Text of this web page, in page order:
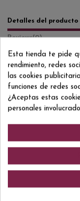
Detalles del producto
Reviews(0)
Formato/Format
Grado/Grau
ean13 8437001807017
No hay
Esta tienda te pide
rendimiento, redes
las cookies
funciones de redes
¿Aceptas estas
personales